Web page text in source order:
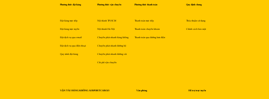
Phương thức đặt hàng
Đặt hàng trực tiếp
Đặt hàng trực tuyến
Đặt dịch vụ qua email
Đặt dịch vụ qua điện thoại
Quy trình đặt hàng
Phương thức vận chuyển
Nội thành TP.HCM
Nội thành Hà Nội
Chuyển phát nhanh hàng không
Chuyển phát nhanh đường bộ
Chuyển phát nhanh đường sắt
Chi phí vận chuyển
Phương thức thanh toán
Thanh toán trực tiếp
Thanh toán chuyển khoản
Thanh toán qua đường bưu điện
Quy định chung
Thỏa thuận sử dụng
Chính sách bảo mật
VẬN TẢI HÀNG KHÔNG AIRPORTCARGO Văn phòng Hỗ trợ trực tuyến